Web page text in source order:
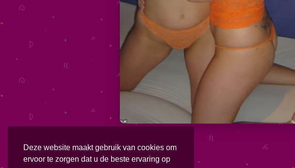
Deze website maakt gebruik van cookies om
ervoor te zorgen dat u de beste ervaring op